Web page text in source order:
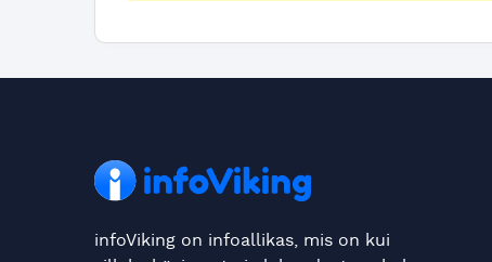
infoViking on infoallikas, mis on kui